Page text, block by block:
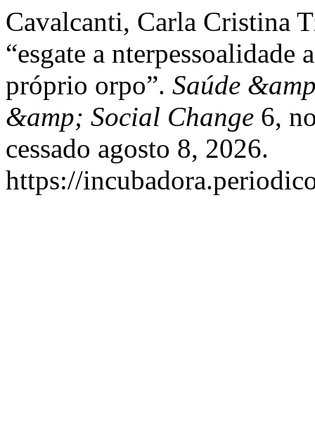
Cavalcanti, Carla Cristina
“esgate a nterpessoalidade
próprio orpo”. Saúde
&amp; Social Change 6,
cessado agosto 8, 2026.
https://